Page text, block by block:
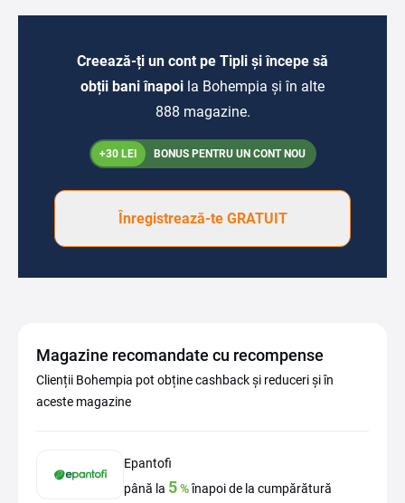
Creează-ți un cont pe Tipli și începe să
obții bani înapoi la Bohempia și în alte
888 magazine.
+30 LEI BONUS PENTRU UN CONT NOU
Înregistrează-te GRATUIT
Magazine recomandate cu recompense
Clienții Bohempia pot obține cashback și reduceri și în
aceste magazine
Epantofi
până la 5%înapoi de la cumpărătură